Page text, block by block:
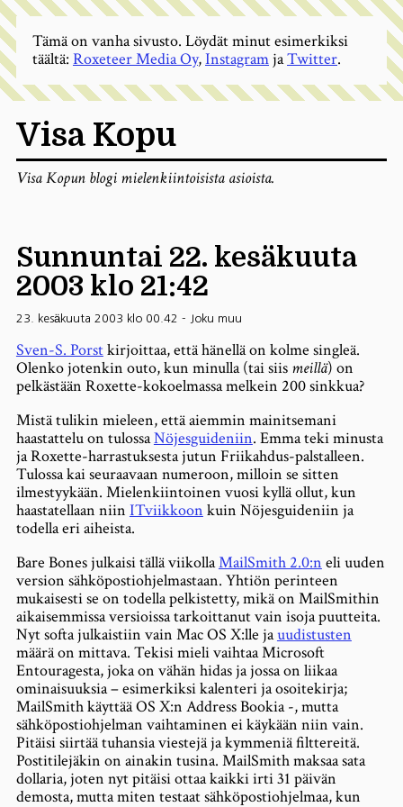
Visa Kopu
Visa Kopun blogi mielenkiintoisista asioista.
Sunnuntai 22. kesäkuuta
2003 klo 21:42
23. kesäkuuta 2003 klo 00.42 - Joku muu
Sven-S. Porstkirjoittaa, että hänellä on kolme singleä.
Olenko jotenkin outo, kun minulla (tai siis meillä) on
pelkästään Roxette-kokoelmassa melkein 200 sinkkua?
Mistä tulikin mieleen, että aiemmin mainitsemani
haastattelu on tulossaNöjesguideniin. Emma teki minusta
ja Roxette-harrastuksesta jutun Friikahdus-palstalleen.
Tulossa kai seuraavaan numeroon, milloin se sitten
ilmestyykään. Mielenkiintoinen vuosi kyllä ollut, kun
haastatellaan niin ITviikkoon kuin Nöjesguideniin ja
todella eri aiheista.
Bare Bones julkaisi tällä viikollaMailSmith 2.0:n eli uuden
version sähköpostiohjelmastaan. Yhtiön perinteen
mukaisesti se on todella pelkistetty, mikä on MailSmithin
aikaisemmissa versioissa tarkoittanut vain isoja puutteita.
Nyt softa julkaistiin vain Mac OS X:lle jauudistusten
määrä on mittava. Tekisi mieli vaihtaa Microsoft
Entouragesta, joka on vähän hidas ja jossa on liikaa
ominaisuuksia – esimerkiksi kalenteri ja osoitekirja;
MailSmith käyttää OS X:n Address Bookia -, mutta
sähköpostiohjelman vaihtaminen ei käykään niin vain.
Pitäisi siirtää tuhansia viestejä ja kymmeniä filttereitä.
Postitilejäkin on ainakin tusina. MailSmith maksaa sata
dollaria, joten nyt pitäisi ottaa kaikki irti 31 päivän
demosta, mutta miten testaat sähköpostiohjelmaa, kun
Tämä on vanha sivusto. Löydät minut esimerkiksi
täältä: Roxeteer Media Oy,InstagramjaTwitter.